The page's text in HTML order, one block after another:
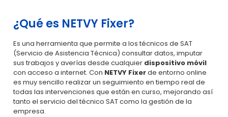
¿Qué es NETVY Fixer?
Es una herramienta que permite a los técnicos de SAT
(Servicio de Asistencia Técnica) consultar datos, imputar
sus trabajos y averías desde cualquier dispositivo móvil
con acceso a internet. Con NETVY Fixerde entorno online
es muy sencillo realizar un seguimiento en tiempo real de
todas las intervenciones que están en curso, mejorando así
tanto el servicio del técnico SAT como la gestión de la
empresa.